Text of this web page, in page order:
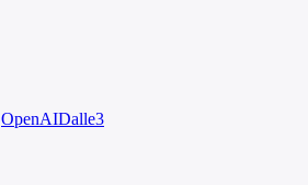
OpenAIDalle3